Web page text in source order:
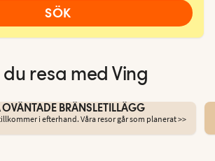
SÖK
resa med Ving
BRÄNSLETILLÄGG
i efterhand. Våra resor går som planerat >>